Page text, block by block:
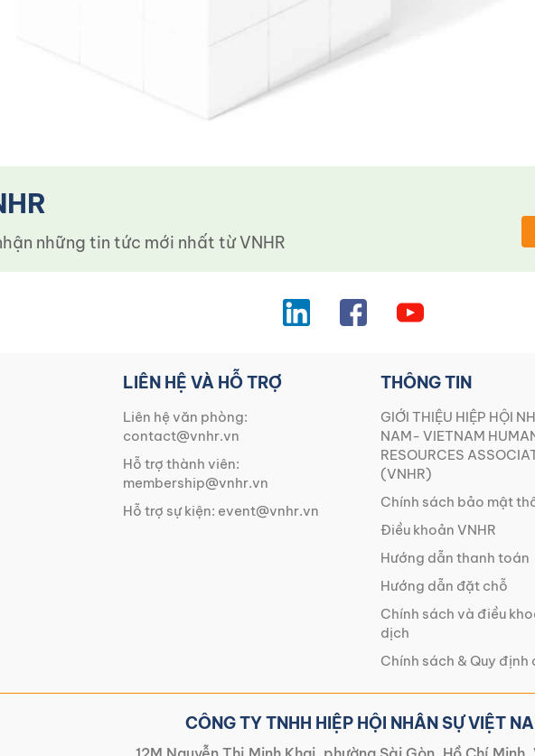
những tin tức mới nhất từ ​​VNHR
LIÊN HỆ VÀ HỖ TRỢ
Liên hệ văn phòng:
contact@vnhr.vn
Hỗ trợ thành viên:
membership@vnhr.vn
Hỗ trợ sự kiện: event@vnhr.vn
THÔNG TIN
GIỚI THIỆU HIỆP HỘI
NAM- VIETNAM
RESOURCES
(VNHR)
Chính sách bảo mật
Điều khoản VNHR
Hướng dẫn thanh toán
Hướng dẫn đặt chỗ
Chính sách và điều
dịch
Chính sách & Quy định
CÔNG TY TNHH HIỆP HỘI NHÂN SỰ VIỆT